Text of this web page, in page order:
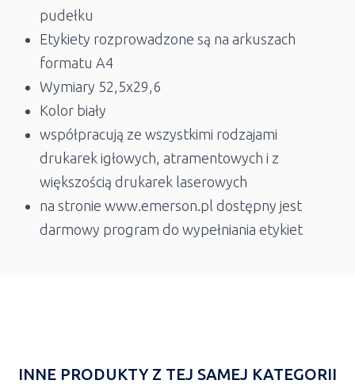
pudełku
Etykiety rozprowadzone są na arkuszach
formatu A4
Wymiary 52,5x29,6
Kolor biały
współpracują ze wszystkimi rodzajami
drukarek igłowych, atramentowych i z
większością drukarek laserowych
na stronie www.emerson.pl dostępny jest
darmowy program do wypełniania etykiet
INNE PRODUKTY Z TEJ SAMEJ KATEGORII